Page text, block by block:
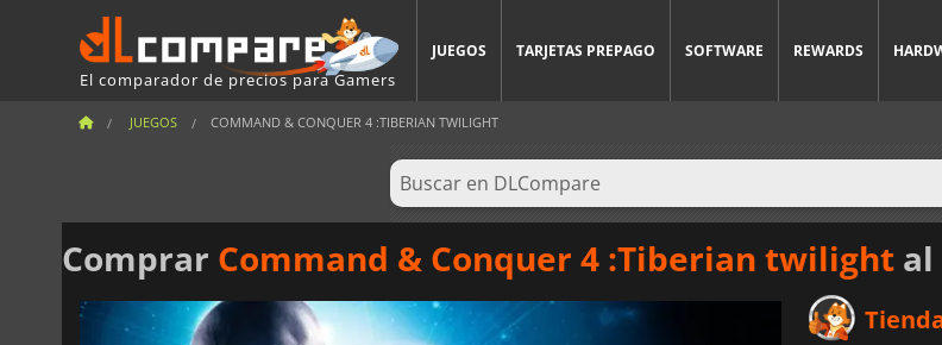
El comparador de precios para Gamers
JUEGOS TARJETAS PREPAGO SOFTWARE REWARDS
JUEGOS COMMAND & CONQUER 4 :TIBERIAN TWILIGHT
Comprar Command & Conquer 4 :Tiberian twilight al